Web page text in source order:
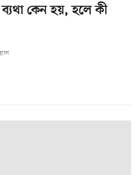
কেন হয়, হলে কী